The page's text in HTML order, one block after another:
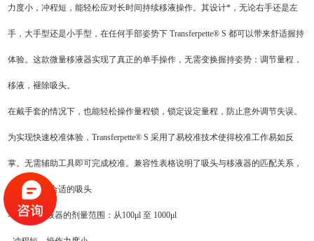
力度小，冲程短，能轻松应对长时间持续移液操作。其设计*，无论右手还是左
手，大手型还是小手型，在任何手部姿势下 Transferpette® S 都可以带来舒适握持
体验。这款微量移液器实现了真正的单手操作，无需变换握持姿势：调节量程，
移液，褪除吸头。
在戴手套的情况下，也能轻松操作量程锁，锁定设定量程，防止意外调节失误。
为实现快速校准体验，Transferpette® S 采用了易校准技术使得校准工作易如反
掌。无需辅助工具即可完成校准。兼容性表格说明了吸头与移液器的匹配关系，
方便您找到合适的吸头
- 单通道移液器的剂量范围：从100μl 至 1000μl